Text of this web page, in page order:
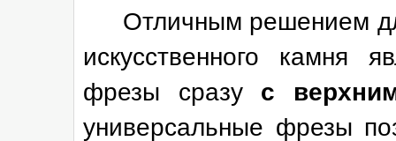
Отличным решением
искусственного камня
фрезы сразу с
универсальные фрезы